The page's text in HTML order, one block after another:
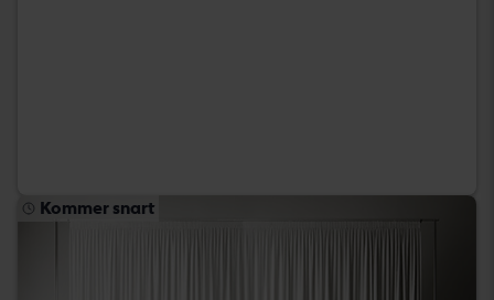
Kommer snart